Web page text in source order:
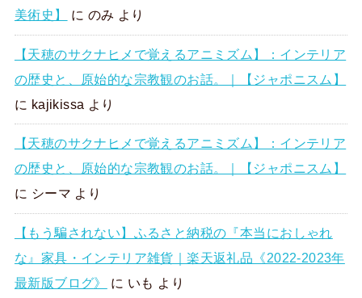
美術史】
に のみ より
【天穂のサクナヒメで覚えるアニミズム】：インテリア
の歴史と、原始的な宗教観のお話。｜【ジャポニスム】
に kajikissa より
【天穂のサクナヒメで覚えるアニミズム】：インテリア
の歴史と、原始的な宗教観のお話。｜【ジャポニスム】
に シーマ より
【もう騙されない】ふるさと納税の『本当におしゃれ
な』家具・インテリア雑貨｜楽天返礼品《2022-2023年
最新版ブログ》
に いも より